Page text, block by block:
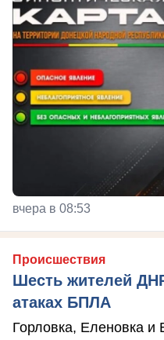
вчера в 08:53
Происшествия
Шесть жителей
атаках БПЛА
Горловка, Еленовка